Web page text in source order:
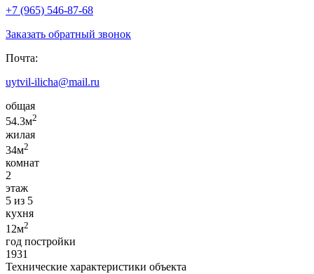
+7 (965) 546-87-68
Заказать обратный звонок
Почта:
uytvil-ilicha@mail.ru
общая
54.3м2
жилая
34м2
комнат
2
этаж
5 из 5
кухня
12м2
год постройки
1931
Технические характеристики объекта